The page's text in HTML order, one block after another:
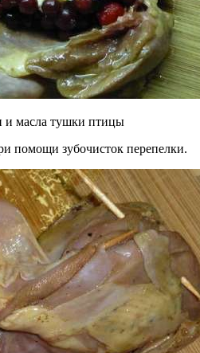
и масла тушки птицы
помощи зубочисток перепелки.